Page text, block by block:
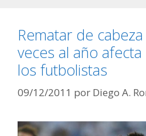
Rematar de
veces al año
los futbolistas
09/12/2011 por Diego A.